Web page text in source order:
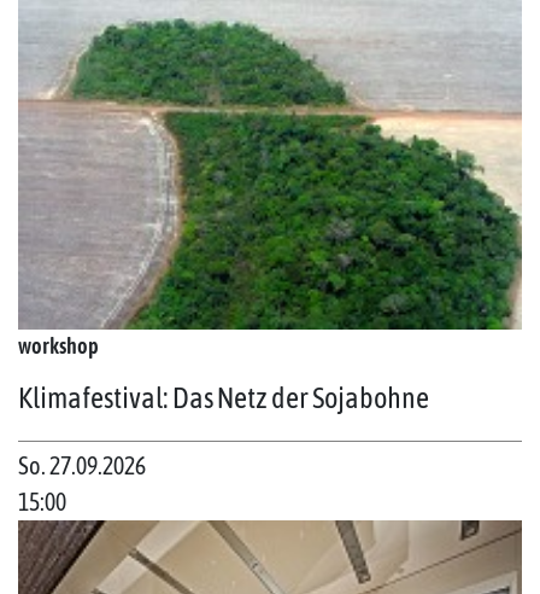
workshop
Klimafestival: Das Netz der Sojabohne
So. 27.09.2026
15:00